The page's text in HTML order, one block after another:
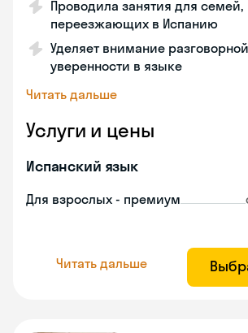
Проводила занятия для семей,
переезжающих в Испанию
Уделяет внимание
уверенности в языке
Читать дальше
Услуги и цены
Испанский язык
Для взрослых - премиум
Читать дальше